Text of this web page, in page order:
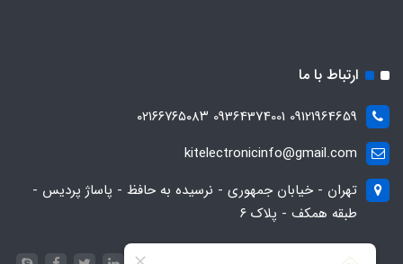
ارتباط با ما
09121964659 09364374001 ۰۲۱۶۶۷۶۵۰۸۳
kitelectronicinfo@gmail.com
تهران - خیابان جمهوری - نرسیده به حافظ - پاساژ پردیس -
طبقه همکف - پلاک ۶